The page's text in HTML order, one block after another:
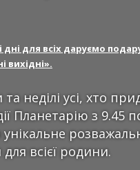
дні для всіх даруємо
вихідні».
неділі усі, хто
Планетарію з 9.45
всієї родини.